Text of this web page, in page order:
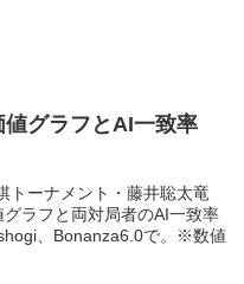
グラフとAI一致率
トーナメント・藤井聡太竜
ラフと両対局者のAI一致率
、Bonanza6.0で。※数値